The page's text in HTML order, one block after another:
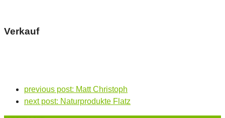
Verkauf
previous post: Matt Christoph
next post: Naturprodukte Flatz